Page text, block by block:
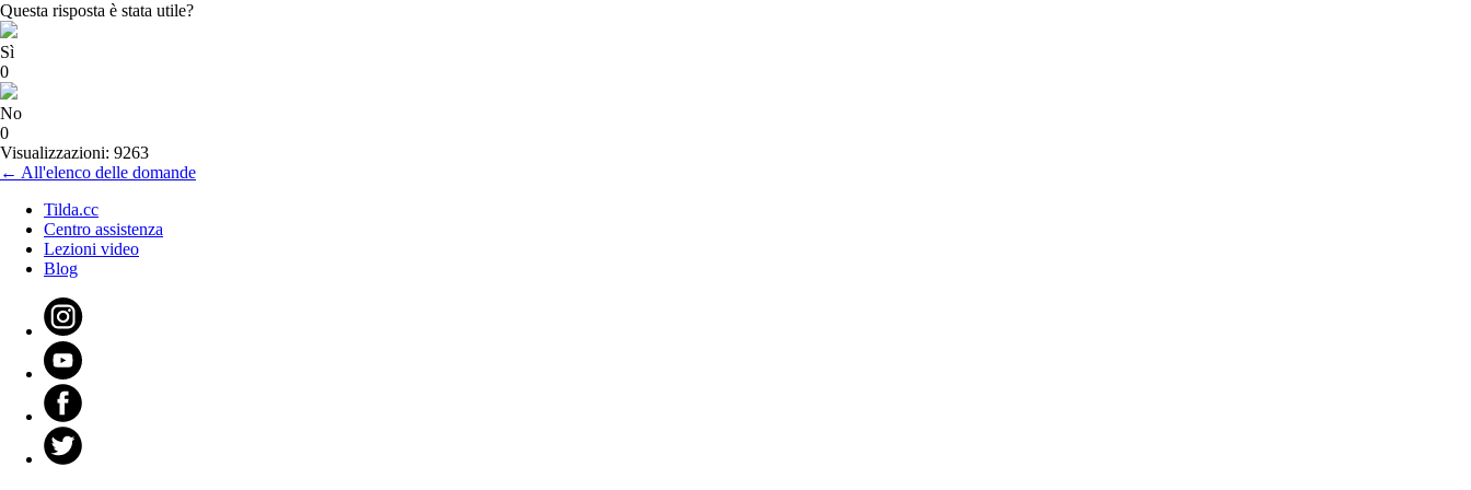
Questa risposta è stata utile?
Sì
0
No
0
Visualizzazioni: 9263
← All'elenco delle domande
Tilda.cc
Centro assistenza
Lezioni video
Blog